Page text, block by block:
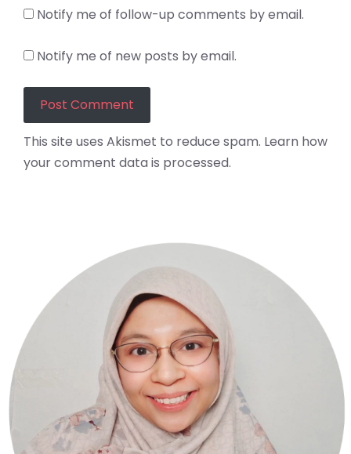
Notify me of follow-up comments by email.
Notify me of new posts by email.
This site uses Akismet to reduce spam. Learn how
your comment data is processed.